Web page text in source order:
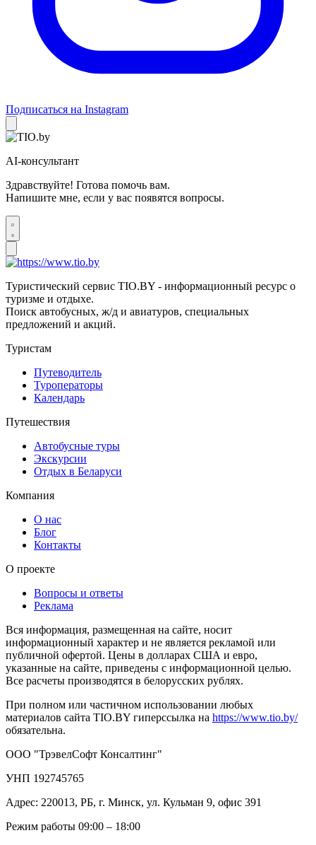
Подписаться на Instagram
AI-консультант
Здравствуйте! Готова помочь вам.
Напишите мне, если у вас появятся вопросы.
Туристический сервис TIO.BY - информационный ресурс о
туризме и отдыхе.
Поиск автобусных, ж/д и авиатуров, специальных
предложений и акций.
Туристам
Путеводитель
Туроператоры
Календарь
Путешествия
Автобусные туры
Экскурсии
Отдых в Беларуси
Компания
О нас
Блог
Контакты
О проекте
Вопросы и ответы
Реклама
Вся информация, размещенная на сайте, носит
информационный характер и не является рекламой или
публичной офертой. Цены в долларах США и евро,
указанные на сайте, приведены с информационной целью.
Все расчеты производятся в белорусских рублях.
При полном или частичном использовании любых
материалов сайта TIO.BY гиперссылка на https://www.tio.by/
обязательна.
ООО "ТрэвелСофт Консалтинг"
УНП 192745765
Адрес: 220013, РБ, г. Минск, ул. Кульман 9, офис 391
Режим работы 09:00 – 18:00